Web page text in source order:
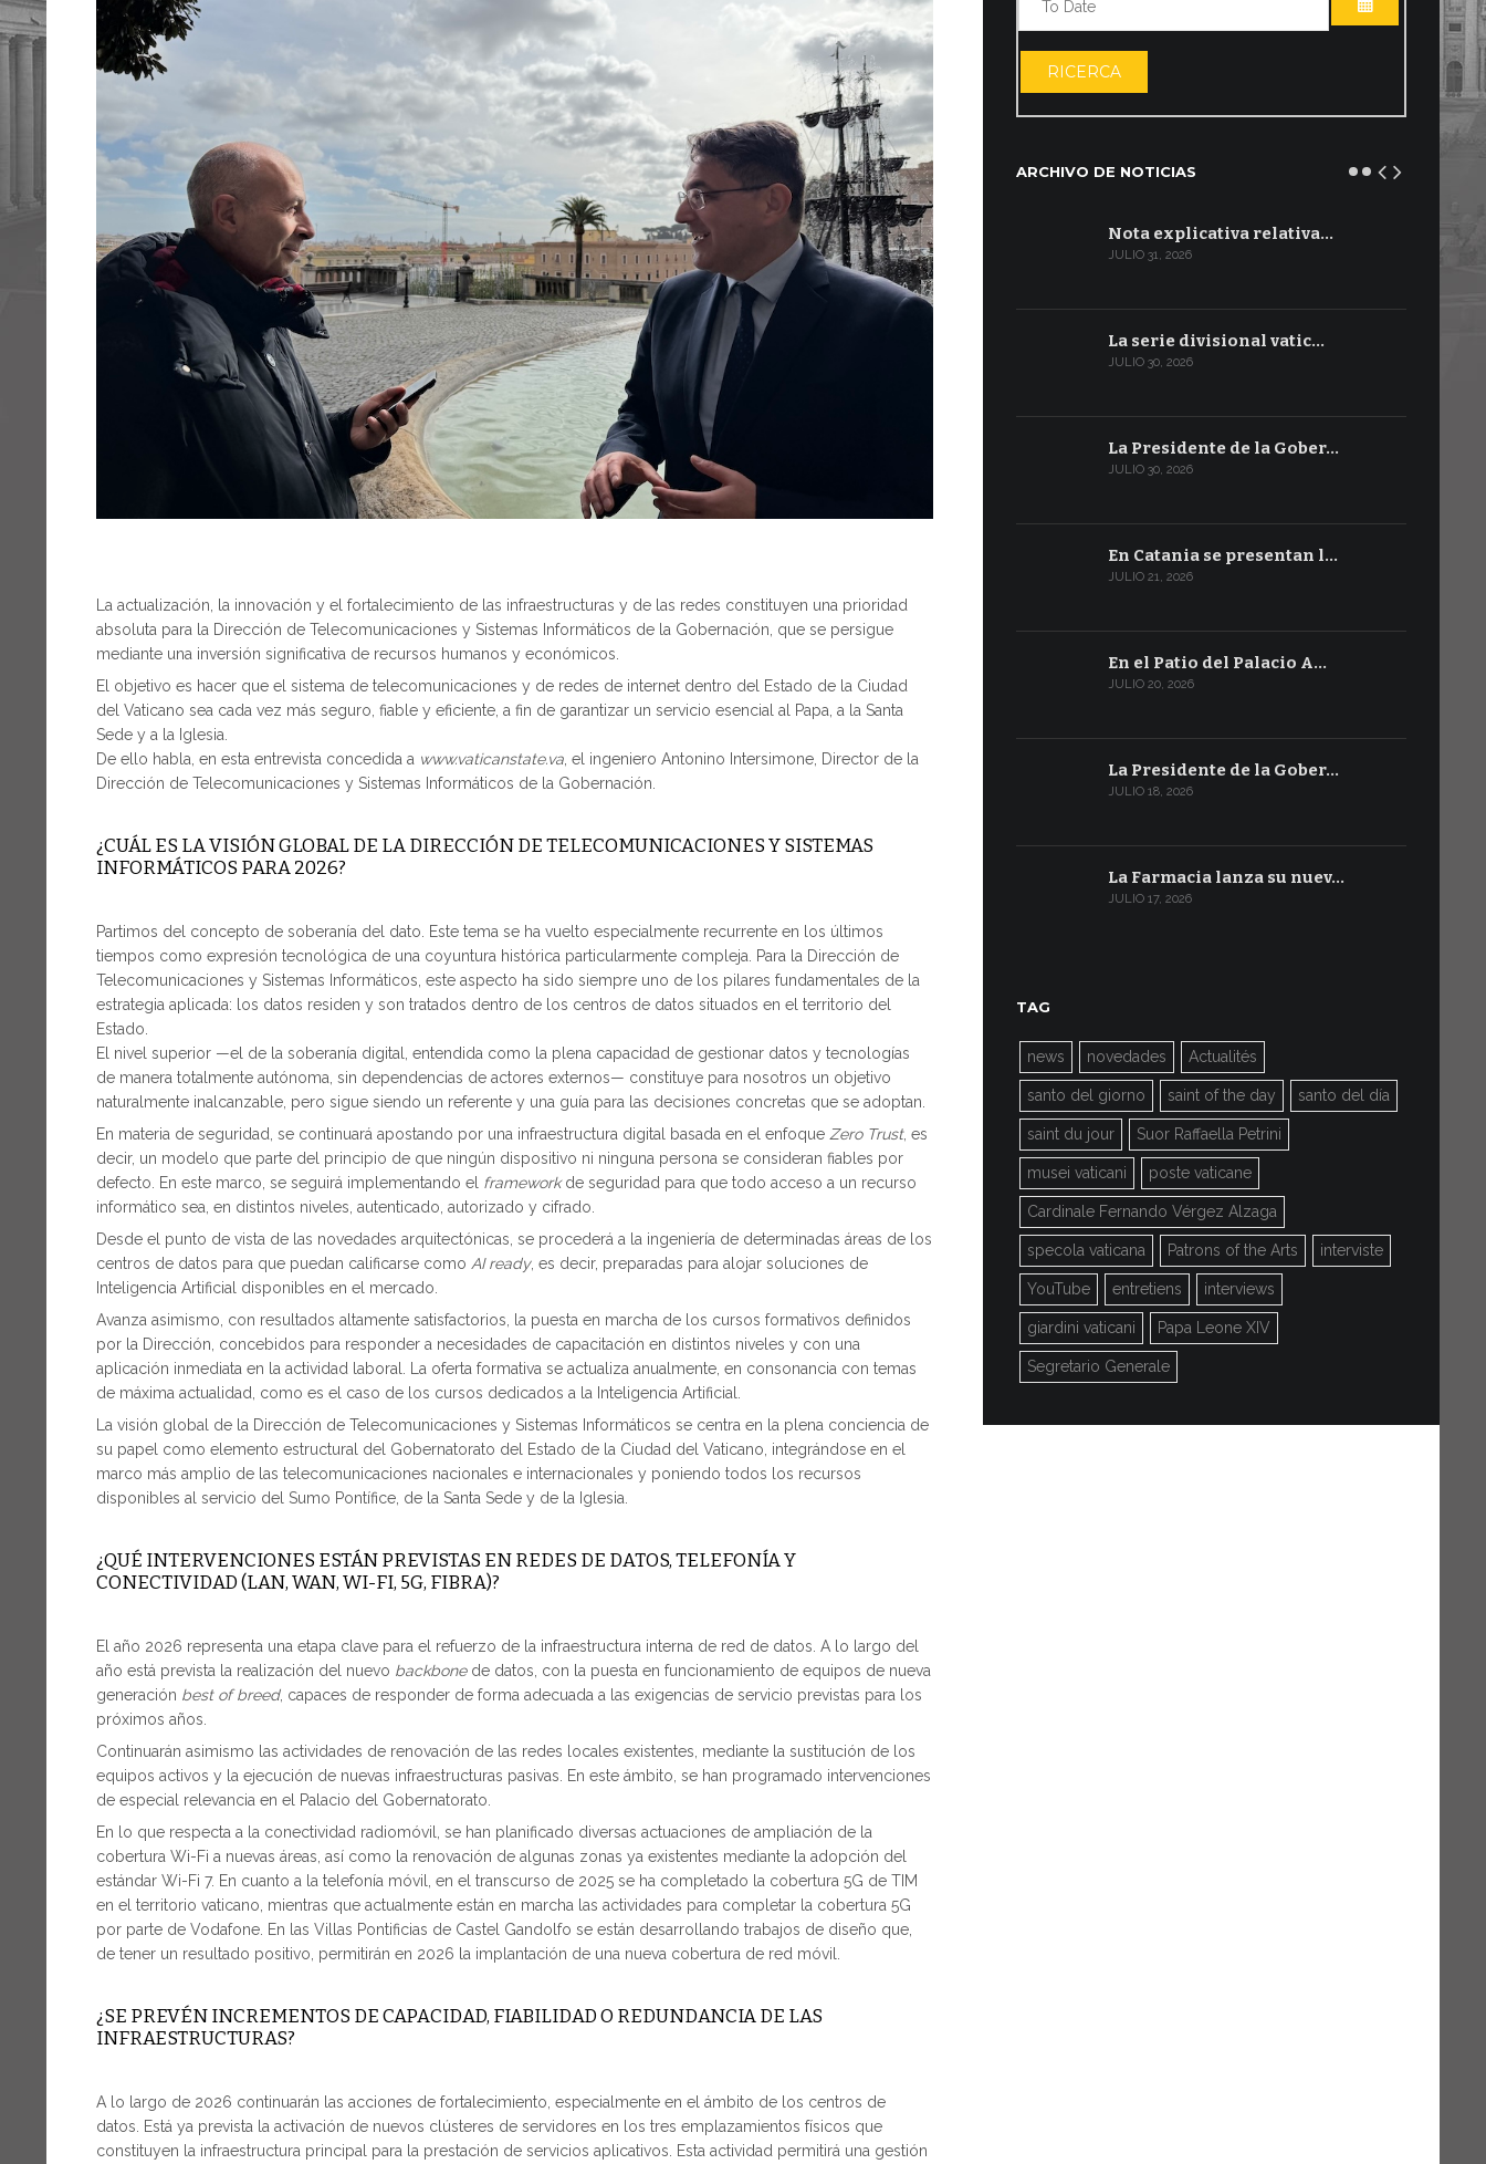
La actualización, la innovación y el fortalecimiento de las infraestructuras y de las redes constituyen una prioridad
absoluta para la Dirección de Telecomunicaciones y Sistemas Informáticos de la Gobernación, que se persigue
mediante una inversión significativa de recursos humanos y económicos.
El objetivo es hacer que el sistema de telecomunicaciones y de redes de internet dentro del Estado de la Ciudad
del Vaticano sea cada vez más seguro, fiable y eficiente, a fin de garantizar un servicio esencial al Papa, a la Santa
Sede y a la Iglesia.
De ello habla, en esta entrevista concedida a www.vaticanstate.va , el ingeniero Antonino Intersimone, Director de la
Dirección de Telecomunicaciones y Sistemas Informáticos de la Gobernación.
¿CUÁL ES LA VISIÓN GLOBAL DE LA DIRECCIÓN DE TELECOMUNICACIONES Y SISTEMAS
INFORMÁTICOS PARA 2026?
Partimos del concepto de soberanía del dato. Este tema se ha vuelto especialmente recurrente en los últimos
tiempos como expresión tecnológica de una coyuntura histórica particularmente compleja. Para la Dirección de
Telecomunicaciones y Sistemas Informáticos, este aspecto ha sido siempre uno de los pilares fundamentales de la
estrategia aplicada: los datos residen y son tratados dentro de los centros de datos situados en el territorio del
Estado.
El nivel superior —el de la soberanía digital, entendida como la plena capacidad de gestionar datos y tecnologías
de manera totalmente autónoma, sin dependencias de actores externos— constituye para nosotros un objetivo
naturalmente inalcanzable, pero sigue siendo un referente y una guía para las decisiones concretas que se adoptan.
En materia de seguridad, se continuará apostando por una infraestructura digital basada en el enfoque Zero Trust, es
decir, un modelo que parte del principio de que ningún dispositivo ni ninguna persona se consideran fiables por
defecto. En este marco, se seguirá implementando el frameworkde seguridad para que todo acceso a un recurso
informático sea, en distintos niveles, autenticado, autorizado y cifrado.
Desde el punto de vista de las novedades arquitectónicas, se procederá a la ingeniería de determinadas áreas de los
centros de datos para que puedan calificarse como AI ready, es decir, preparadas para alojar soluciones de
Inteligencia Artificial disponibles en el mercado.
Avanza asimismo, con resultados altamente satisfactorios, la puesta en marcha de los cursos formativos definidos
por la Dirección, concebidos para responder a necesidades de capacitación en distintos niveles y con una
aplicación inmediata en la actividad laboral. La oferta formativa se actualiza anualmente, en consonancia con temas
de máxima actualidad, como es el caso de los cursos dedicados a la Inteligencia Artificial.
La visión global de la Dirección de Telecomunicaciones y Sistemas Informáticos se centra en la plena conciencia de
su papel como elemento estructural del Gobernatorato del Estado de la Ciudad del Vaticano, integrándose en el
marco más amplio de las telecomunicaciones nacionales e internacionales y poniendo todos los recursos
disponibles al servicio del Sumo Pontífice, de la Santa Sede y de la Iglesia.
¿QUÉ INTERVENCIONES ESTÁN PREVISTAS EN REDES DE DATOS, TELEFONÍA Y
CONECTIVIDAD (LAN, WAN, WI-FI, 5G, FIBRA)?
El año 2026 representa una etapa clave para el refuerzo de la infraestructura interna de red de datos. A lo largo del
año está prevista la realización del nuevo backbonede datos, con la puesta en funcionamiento de equipos de nueva
generación best of breed, capaces de responder de forma adecuada a las exigencias de servicio previstas para los
próximos años.
Continuarán asimismo las actividades de renovación de las redes locales existentes, mediante la sustitución de los
equipos activos y la ejecución de nuevas infraestructuras pasivas. En este ámbito, se han programado intervenciones
de especial relevancia en el Palacio del Gobernatorato.
En lo que respecta a la conectividad radiomóvil, se han planificado diversas actuaciones de ampliación de la
cobertura Wi-Fi a nuevas áreas, así como la renovación de algunas zonas ya existentes mediante la adopción del
estándar Wi-Fi 7. En cuanto a la telefonía móvil, en el transcurso de 2025 se ha completado la cobertura 5G de TIM
en el territorio vaticano, mientras que actualmente están en marcha las actividades para completar la cobertura 5G
por parte de Vodafone. En las Villas Pontificias de Castel Gandolfo se están desarrollando trabajos de diseño que,
de tener un resultado positivo, permitirán en 2026 la implantación de una nueva cobertura de red móvil.
¿SE PREVÉN INCREMENTOS DE CAPACIDAD, FIABILIDAD O REDUNDANCIA DE LAS
INFRAESTRUCTURAS?
A lo largo de 2026 continuarán las acciones de fortalecimiento, especialmente en el ámbito de los centros de
datos. Está ya prevista la activación de nuevos clústeres de servidores en los tres emplazamientos físicos que
constituyen la infraestructura principal para la prestación de servicios aplicativos. Esta actividad permitirá una gestión
ABRIR EL
RICERCA
ARCHIVO DE NOTICIAS
Nota explicativa relativa…
JULIO 31, 2026
La serie divisional vatic…
JULIO 30, 2026
La Presidente de la Gober…
JULIO 30, 2026
En Catania se presentan l…
JULIO 21, 2026
En el Patio del Palacio A…
JULIO 20, 2026
La Presidente de la Gober…
JULIO 18, 2026
La Farmacia lanza su nuev…
JULIO 17, 2026
TAG
news novedades Actualités
santo del giorno saint of the day santo del día
saint du jour Suor Raffaella Petrini
musei vaticani poste vaticane
Cardinale Fernando Vérgez Alzaga
specola vaticana Patrons of the Arts interviste
YouTube entretiens interviews
giardini vaticani Papa Leone XIV
Segretario Generale